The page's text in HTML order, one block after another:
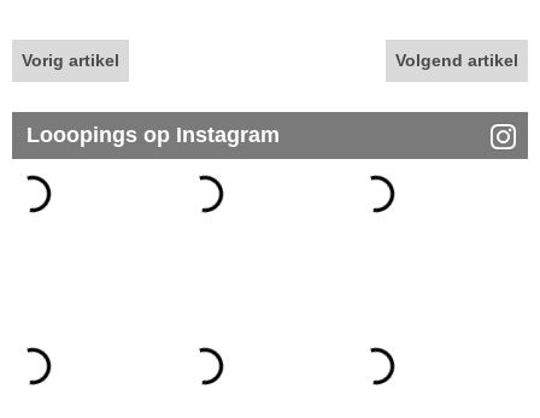
Vorig artikel Volgend artikel
Looopings op Instagram